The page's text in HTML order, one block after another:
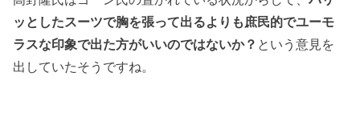
ッとしたスーツで胸を張って出るよりも庶民的でユーモ
ラスな印象で出た方がいいのではないか？ という意見を
出していたそうですね。